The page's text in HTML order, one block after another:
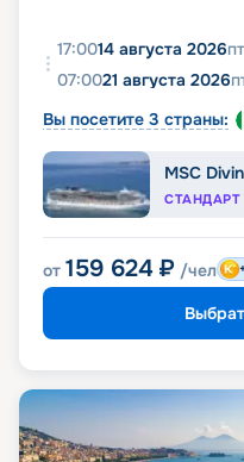
17:0014 августа 2026пт
07:0021 августа 2026
Вы посетите 3 страны:
MSC
СТАНДАРТ
от 159 624 ₽ /чел